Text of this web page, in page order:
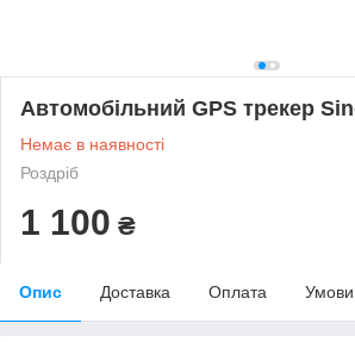
Автомобільний GPS трекер
Немає в наявності
Роздріб
1 100 ₴
Опис Доставка Оплата